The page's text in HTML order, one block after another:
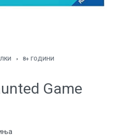
› 8+ ГОДИНИ
Game